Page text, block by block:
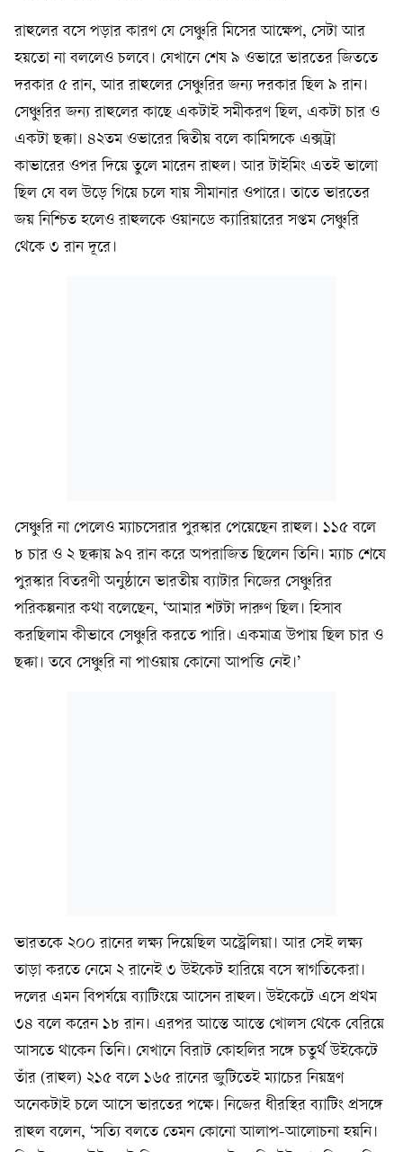
রাহুলের বসে পড়ার কারণ যে সেঞ্চুরি মিসের আক্ষেপ, সেটা আর
হয়তো না বললেও চলবে। যেখানে শেষ ৯ ওভারে ভারতের জিততে
দরকার ৫ রান, আর রাহুলের সেঞ্চুরির জন্য দরকার ছিল ৯ রান।
সেঞ্চুরির জন্য রাহুলের কাছে একটাই সমীকরণ ছিল, একটা চার ও
একটা ছক্কা। ৪২তম ওভারের দ্বিতীয় বলে কামিন্সকে এক্সট্রা
কাভারের ওপর দিয়ে তুলে মারেন রাহুল। আর টাইমিং এতই ভালো
ছিল যে বল উড়ে গিয়ে চলে যায় সীমানার ওপারে। তাতে ভারতের
জয় নিশ্চিত হলেও রাহুলকে ওয়ানডে ক্যারিয়ারের সপ্তম সেঞ্চুরি
থেকে ৩ রান দূরে।
সেঞ্চুরি না পেলেও ম্যাচসেরার পুরস্কার পেয়েছেন রাহুল। ১১৫ বলে
৮ চার ও ২ ছক্কায় ৯৭ রান করে অপরাজিত ছিলেন তিনি। ম্যাচ শেষে
পুরস্কার বিতরণী অনুষ্ঠানে ভারতীয় ব্যাটার নিজের সেঞ্চুরির
পরিকল্পনার কথা বলেছেন, ‘আমার শটটা দারুণ ছিল। হিসাব
করছিলাম কীভাবে সেঞ্চুরি করতে পারি। একমাত্র উপায় ছিল চার ও
ছক্কা। তবে সেঞ্চুরি না পাওয়ায় কোনো আপত্তি নেই।’
ভারতকে ২০০ রানের লক্ষ্য দিয়েছিল অস্ট্রেলিয়া। আর সেই লক্ষ্য
তাড়া করতে নেমে ২ রানেই ৩ উইকেট হারিয়ে বসে স্বাগতিকেরা।
দলের এমন বিপর্যয়ে ব্যাটিংয়ে আসেন রাহুল। উইকেটে এসে প্রথম
৩৪ বলে করেন ১৮ রান। এরপর আস্তে আস্তে খোলস থেকে বেরিয়ে
আসতে থাকেন তিনি। যেখানে বিরাট কোহলির সঙ্গে চতুর্থ উইকেটে
তাঁর (রাহুল) ২১৫ বলে ১৬৫ রানের জুটিতেই ম্যাচের নিয়ন্ত্রণ
অনেকটাই চলে আসে ভারতের পক্ষে। নিজের ধীরস্থির ব্যাটিং প্রসঙ্গে
রাহুল বলেন, ‘সত্যি বলতে তেমন কোনো আলাপ-আলোচনা হয়নি।